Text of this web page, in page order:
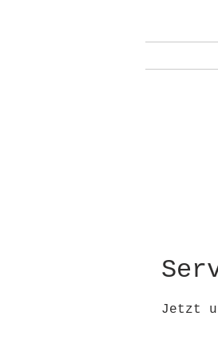
Jetzt